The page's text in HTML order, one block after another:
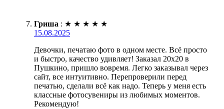
Гриша : ★ ★ ★ ★ ★
15.08.2025
Девочки, печатаю фото в одном месте. Всё просто
и быстро, качество удивляет! Заказал 20х20 в
Пушкино, пришло вовремя. Легко заказывал через
сайт, все интуитивно. Перепроверили перед
печатью, сделали всё как надо. Теперь у меня есть
классные фотосувениры из любимых моментов.
Рекомендую!